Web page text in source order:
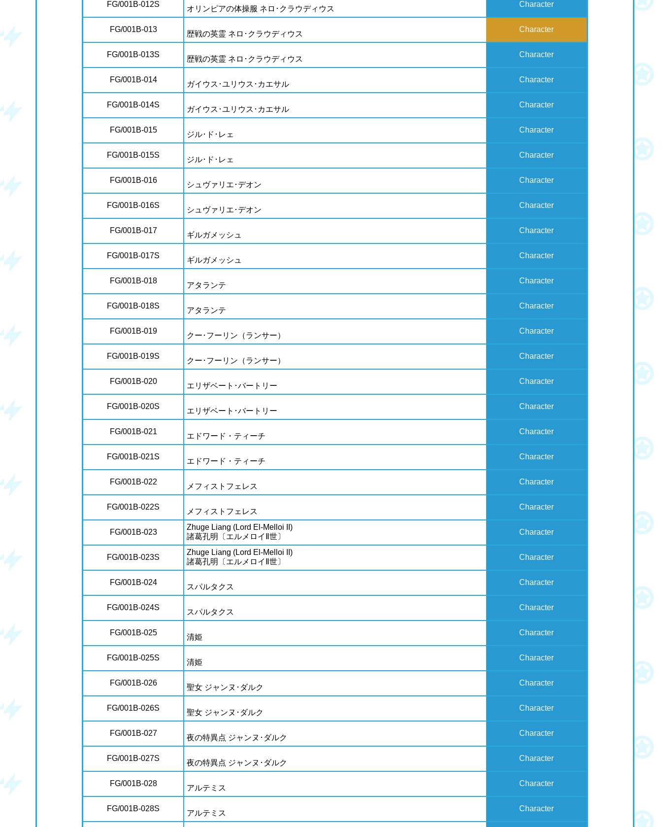
FG/001B-012S
オリンピアの体操服 ネロ･クラウディウス
Character
FG/001B-013
歴戦の英霊 ネロ･クラウディウス
Character
FG/001B-013S
歴戦の英霊 ネロ･クラウディウス
Character
FG/001B-014
ガイウス･ユリウス･カエサル
Character
FG/001B-014S
ガイウス･ユリウス･カエサル
Character
FG/001B-015
ジル･ド･レェ
Character
FG/001B-015S
ジル･ド･レェ
Character
FG/001B-016
シュヴァリエ･デオン
Character
FG/001B-016S
シュヴァリエ･デオン
Character
FG/001B-017
ギルガメッシュ
Character
FG/001B-017S
ギルガメッシュ
Character
FG/001B-018
アタランテ
Character
FG/001B-018S
アタランテ
Character
FG/001B-019
クー･フーリン（ランサー）
Character
FG/001B-019S
クー･フーリン（ランサー）
Character
FG/001B-020
エリザベート･バートリー
Character
FG/001B-020S
エリザベート･バートリー
Character
FG/001B-021
エドワード・ティーチ
Character
FG/001B-021S
エドワード・ティーチ
Character
FG/001B-022
メフィストフェレス
Character
FG/001B-022S
メフィストフェレス
Character
FG/001B-023
Zhuge Liang (Lord El-Melloi II)
諸葛孔明〔エルメロイⅡ世〕
Character
FG/001B-023S
Zhuge Liang (Lord El-Melloi II)
諸葛孔明〔エルメロイⅡ世〕
Character
FG/001B-024
スパルタクス
Character
FG/001B-024S
スパルタクス
Character
FG/001B-025
清姫
Character
FG/001B-025S
清姫
Character
FG/001B-026
聖女 ジャンヌ･ダルク
Character
FG/001B-026S
聖女 ジャンヌ･ダルク
Character
FG/001B-027
夜の特異点 ジャンヌ･ダルク
Character
FG/001B-027S
夜の特異点 ジャンヌ･ダルク
Character
FG/001B-028
アルテミス
Character
FG/001B-028S
アルテミス
Character